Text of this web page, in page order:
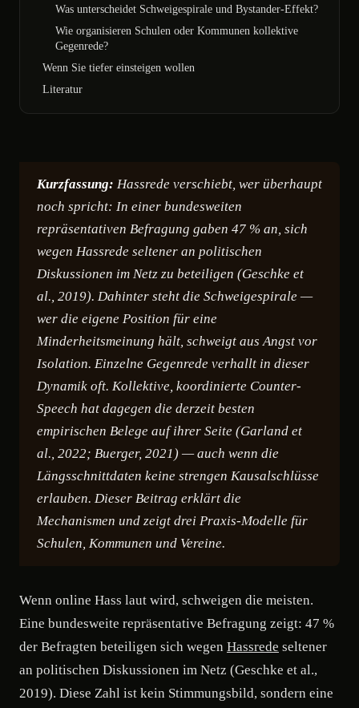
Was unterscheidet Schweigespirale und Bystander-Effekt?
Wie organisieren Schulen oder Kommunen kollektive
Gegenrede?
Wenn Sie tiefer einsteigen wollen
Literatur
Kurzfassung: Hassrede verschiebt, wer überhaupt
noch spricht: In einer bundesweiten
repräsentativen Befragung gaben 47 % an, sich
wegen Hassrede seltener an politischen
Diskussionen im Netz zu beteiligen (Geschke et
al., 2019). Dahinter steht die Schweigespirale —
wer die eigene Position für eine
Minderheitsmeinung hält, schweigt aus Angst vor
Isolation. Einzelne Gegenrede verhallt in dieser
Dynamik oft. Kollektive, koordinierte Counter-
Speech hat dagegen die derzeit besten
empirischen Belege auf ihrer Seite (Garland et
al., 2022; Buerger, 2021) — auch wenn die
Längsschnittdaten keine strengen Kausalschlüsse
erlauben. Dieser Beitrag erklärt die
Mechanismen und zeigt drei Praxis-Modelle für
Schulen, Kommunen und Vereine.
Wenn online Hass laut wird, schweigen die meisten.
Eine bundesweite repräsentative Befragung zeigt: 47 %
der Befragten beteiligen sich wegen Hassrede seltener
an politischen Diskussionen im Netz (Geschke et al.,
2019). Diese Zahl ist kein Stimmungsbild, sondern eine